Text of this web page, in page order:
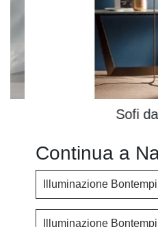
Sofi
Continua a
Illuminazione
Illuminazione